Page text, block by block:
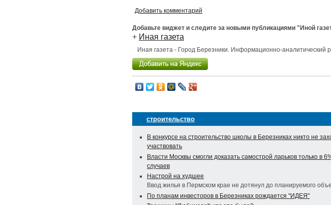
Добавить комментарий
Добавьте виджет и следите за новыми публикациями "Иной
+ Иная газета
Иная газета - Город Березники. Информационно-аналитический
строительство
В конкурсе на строительство школы в Березниках никто не
участвовать
Власти Москвы смогли доказать самострой ларьков только в
случаев
Настрой на худшее
Ввод жилья в Пермском крае не дотянул до планируемого
По планам инвесторов в Березниках рождается "ИДЕЯ"